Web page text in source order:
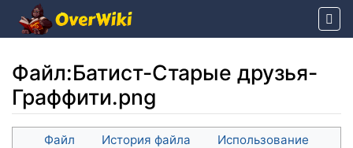
Файл:Батист-Старые друзья-
Граффити.png
Перейти к: навигация, поиск
Файл История файла
Использование